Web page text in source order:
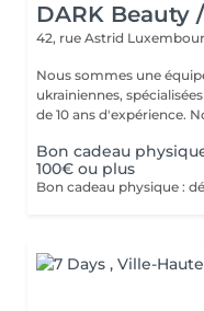
DARK Beauty
42, rue Astrid
Nous sommes une
ukrainiennes,
de 10 ans
Bon cadeau
100€ ou plus